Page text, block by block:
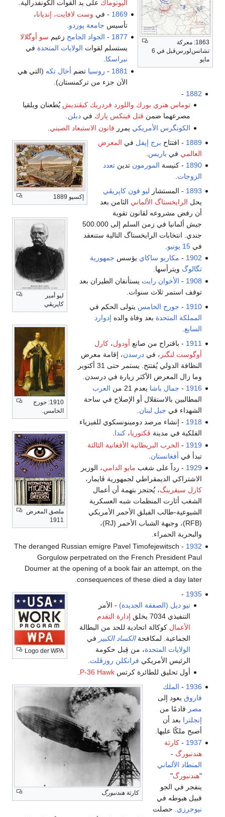
1863: معركة
تشانس‌لورس‌ڤيل في 6
مايو
الپوتوماك على يد القوات الكونفدرالية.
1869 - في وست لافايت، إنديانا،
تأسيس جامعة پوردو
1877
- الجواد الجامح زعيم سو أوگلالا
يستسلم لقوات الولايات المتحدة في
نبراسكا.
1881
- روسيا تضم أخال تكه (التي هي
الآن جزء من تركمنستان).
1882
-
توماس هنري بورك واللورد فردريك كيڤنديش يُطعنان ويلقيا
مصرعهما ضمن قتل فينكس پارك في دبلن
الكونگرس الأمريكي يمرر قانون الاستبعاد الصيني
إكسپو 1889
1889 - افتتاح برج إيفل في المعرض
العالمي في باريس
1890 - كنيسة المورمون تدينتعدد
الزوجات
ليو أمير
كاپريڤي
1893 - المستشار ليو فون كاپريڤي
يحل الرايخستاگ الألماني الثامن بعد
أن رفض مشروعه لقانون تقوية
جيش ألمانيا في زمن السلم إلى 500.000
جندي. انتخابات الرايخستاگ التالية ستنعقد
في15 يونيو
1902
- مكاريو ساكاي يؤسس جمهورية
تگالوگ ويترأسها.
1908
- الأخوان رايت يستأنفان الطيران بعد
توقف استمر ثلاث سنوات.
1910: جورج
الخامس.
1910
- جورج الخامس يتولى الحكم في
المملكة المتحدة بعد وفاة والده إدوارد
السابع
ملصق المعرض
1911
1911 - باقتراح من صانع أودول،كارل
أوگوست لنگنر ، فيدرسدن، إقامة معرض
النظافة الدولي يُفتتح. يستمر حتى 31 أكتوبر
وما زال المعرض الأكثر زيارة في درسدن.
1916
- جمال باشا يعدم 21 من
العرب
المطالبين بالاستقلال أو الإصلاح في ساحة
الشهداء في جبل لبنان
1918 - إنشاء مرصد دومينونسكوي للفيزياء
الفلكية في مدينة ڤكتوريا،كندا.
1919
- الحرب البريطانية الأفغانية الثالثة
تبدأ في أفغانستان
1929 - رداً على شغب مايو الدامي، الوزير
الاشتراكي الديمقراطي لجمهورية ڤايمار،
كارل سيفرينگ، يُحتجز بتهمة أن أعمال
الشغب أثارت المنظمات شبه العسكرية
الشيوعية-طالب الفيلق الأحمر الأمريكي
(RFB)، وجبهة الشباب الأحمر (RJ)،
والبحرية الحمراء.
1932
- The deranged Russian emigre Pavel Timofejewitsch
Gorgulow perpetrated on the French President Paul
Doumer at the opening of a book fair an attempt, on the
consequences of these died a day later.
Logo der WPA
1935
-
نيو ديل (الصفقة الجديدة) - الأمر
التنفيذي 7034 يخلق
إدارة التقدم
الأعمال كوكالة اتحادية للحد من البطالة
الجماعية. لمكافحةالكساد الكبير
في
الولايات المتحدة، من قِبل حكومة
الرئيس الأمريكي فرانكلن روزڤلت
أول تحليق للطائرة كرتس P-36 Hawk
كارثة هندنبورگ
1936
- الملك
فاروق يعود إلى
مصر قادمًا من
إنجلترا بعد أن
أصبح ملكًا عليها.
1937
-كارثة
هندنبورگ -
المنطاد الألماني
"هندنبورگ"
ينفجر في الجو
قبيل هبوطه في
نيوجرزي. حصلت